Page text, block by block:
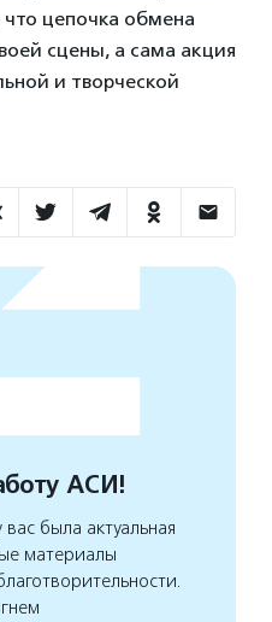
что цепочка обмена
сцены, а сама акция
и творческой
АСИ!
была актуальная
материалы